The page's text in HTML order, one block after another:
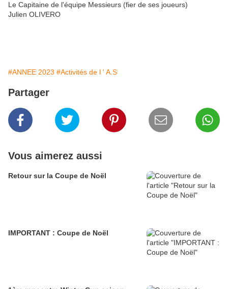
Le Capitaine de l'équipe Messieurs (fier de ses joueurs)
Julien OLIVERO
#ANNEE 2023 #Activités de l ' A.S
Partager
Vous aimerez aussi
Retour sur la Coupe de Noël
IMPORTANT : Coupe de Noël